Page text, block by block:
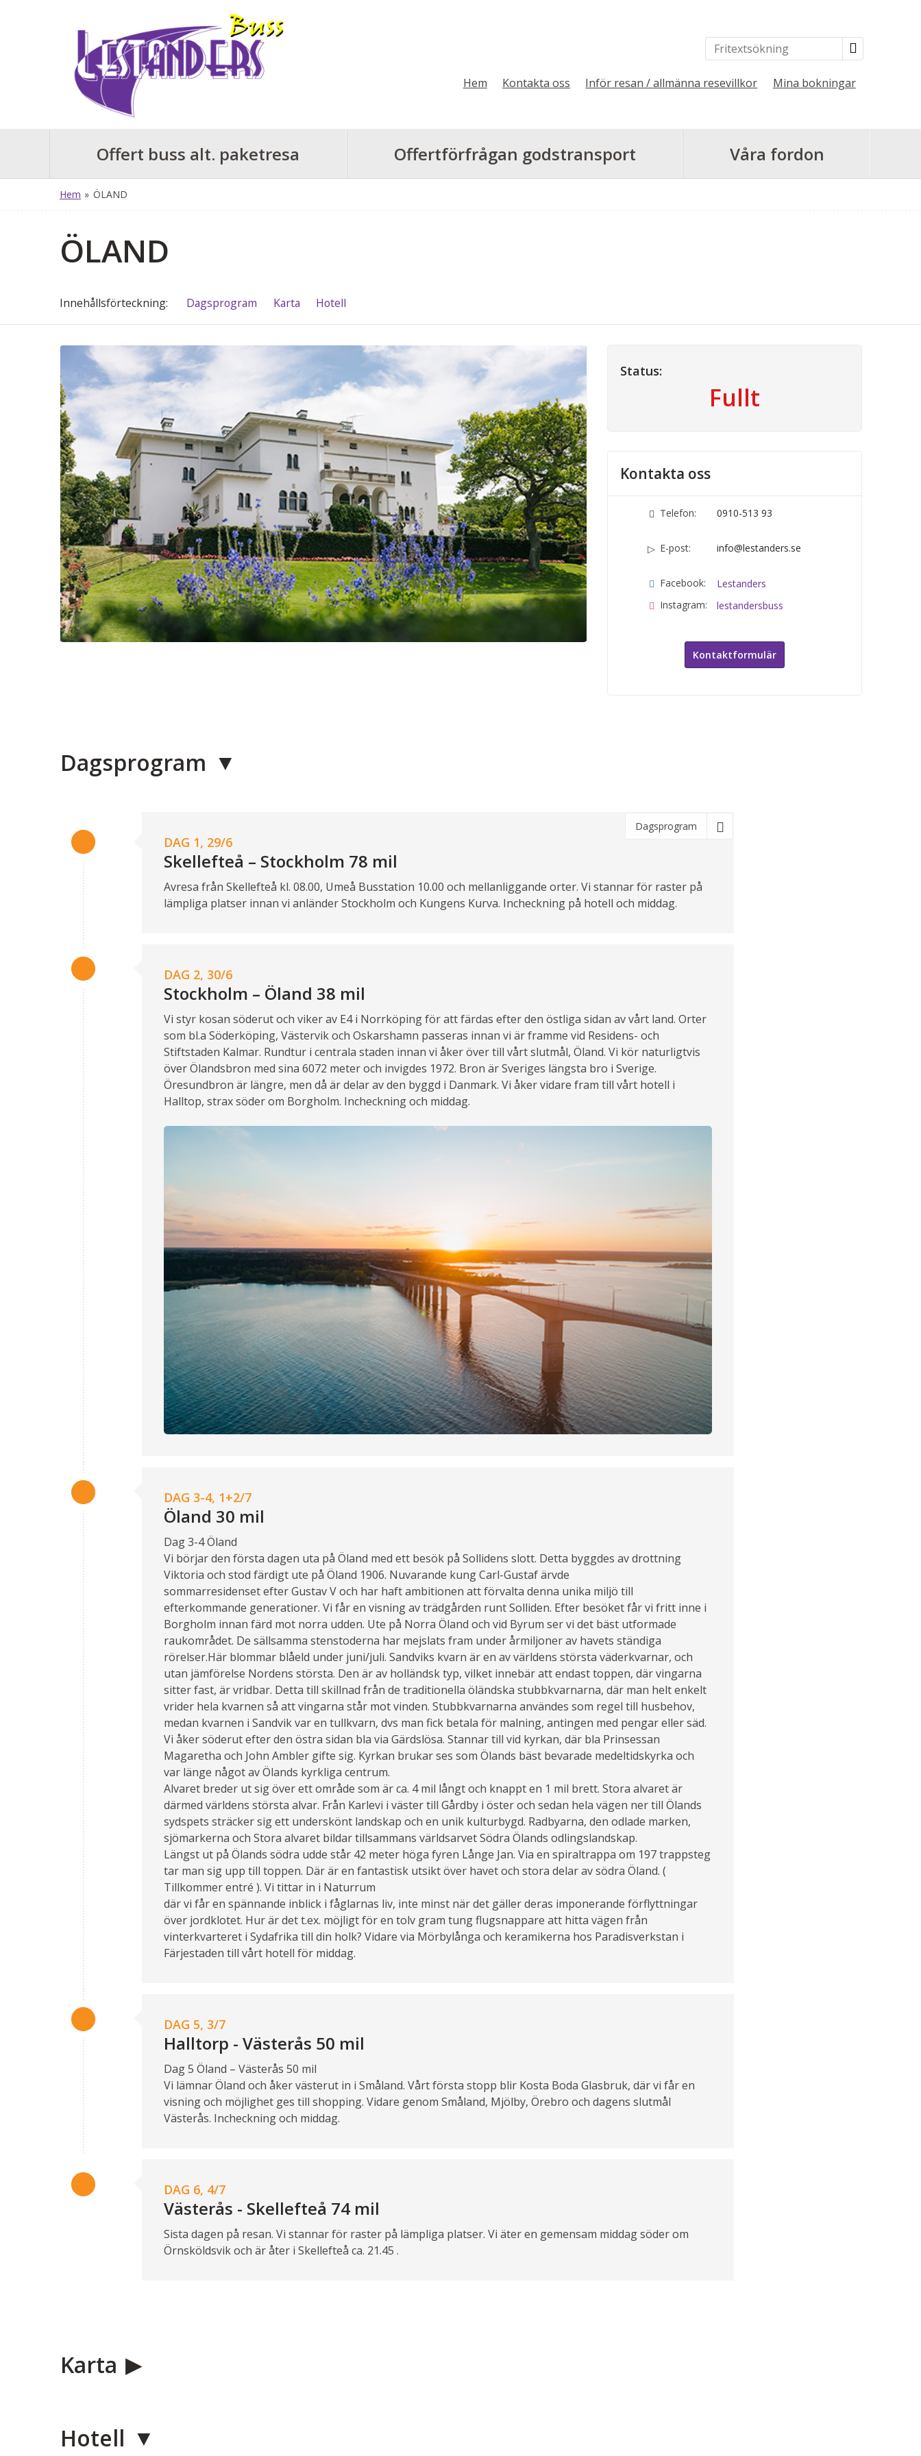
Hem Kontakta oss Inför resan / allmänna resevillkor Mina bokningar
Offert buss alt. paketresa Offertförfrågan godstransport Våra fordon
Hem » ÖLAND
ÖLAND
Innehållsförteckning Dagsprogram Karta Hotell
Status:
Fullt
Kontakta oss
Telefon: 0910-513 93
E-post: info@lestanders.se
Facebook:
Lestanders
Instagram:
lestandersbuss
Kontaktformulär
Dagsprogram
Dagsprogram
DAG 1, 29/6
Skellefteå – Stockholm 78 mil
Avresa från Skellefteå kl. 08.00, Umeå Busstation 10.00 och mellanliggande orter. Vi stannar för raster på
lämpliga platser innan vi anländer Stockholm och Kungens Kurva. Incheckning på hotell och middag.
DAG 2, 30/6
Stockholm – Öland 38 mil
Vi styr kosan söderut och viker av E4 i Norrköping för att färdas efter den östliga sidan av vårt land. Orter
som bl.a Söderköping, Västervik och Oskarshamn passeras innan vi är framme vid Residens- och
Stiftstaden Kalmar. Rundtur i centrala staden innan vi åker över till vårt slutmål, Öland. Vi kör naturligtvis
över Ölandsbron med sina 6072 meter och invigdes 1972. Bron är Sveriges längsta bro i Sverige.
Öresundbron är längre, men då är delar av den byggd i Danmark. Vi åker vidare fram till vårt hotell i
Halltop, strax söder om Borgholm. Incheckning och middag.
DAG 3-4, 1+2/7
Öland 30 mil
Dag 3-4 Öland
Vi börjar den första dagen uta på Öland med ett besök på Sollidens slott. Detta byggdes av drottning
Viktoria och stod färdigt ute på Öland 1906. Nuvarande kung Carl-Gustaf ärvde
sommarresidenset efter Gustav V och har haft ambitionen att förvalta denna unika miljö till
efterkommande generationer. Vi får en visning av trädgården runt Solliden. Efter besöket får vi fritt inne i
Borgholm innan färd mot norra udden. Ute på Norra Öland och vid Byrum ser vi det bäst utformade
raukområdet. De sällsamma stenstoderna har mejslats fram under årmiljoner av havets ständiga
rörelser.Här blommar blåeld under juni/juli. Sandviks kvarn är en av världens största väderkvarnar, och
utan jämförelse Nordens största. Den är av holländsk typ, vilket innebär att endast toppen, där vingarna
sitter fast, är vridbar. Detta till skillnad från de traditionella öländska stubbkvarnarna, där man helt enkelt
vrider hela kvarnen så att vingarna står mot vinden. Stubbkvarnarna användes som regel till husbehov,
medan kvarnen i Sandvik var en tullkvarn, dvs man fick betala för malning, antingen med pengar eller säd.
Vi åker söderut efter den östra sidan bla via Gärdslösa. Stannar till vid kyrkan, där bla Prinsessan
Magaretha och John Ambler gifte sig. Kyrkan brukar ses som Ölands bäst bevarade medeltidskyrka och
var länge något av Ölands kyrkliga centrum.
Alvaret breder ut sig över ett område som är ca. 4 mil långt och knappt en 1 mil brett. Stora alvaret är
därmed världens största alvar. Från Karlevi i väster till Gårdby i öster och sedan hela vägen ner till Ölands
sydspets sträcker sig ett underskönt landskap och en unik kulturbygd. Radbyarna, den odlade marken,
sjömarkerna och Stora alvaret bildar tillsammans världsarvet Södra Ölands odlingslandskap.
Längst ut på Ölands södra udde står 42 meter höga fyren Långe Jan. Via en spiraltrappa om 197 trappsteg
tar man sig upp till toppen. Där är en fantastisk utsikt över havet och stora delar av södra Öland. (
Tillkommer entré ). Vi tittar in i Naturrum
där vi får en spännande inblick i fåglarnas liv, inte minst när det gäller deras imponerande förflyttningar
över jordklotet. Hur är det t.ex. möjligt för en tolv gram tung flugsnappare att hitta vägen från
vinterkvarteret i Sydafrika till din holk? Vidare via Mörbylånga och keramikerna hos Paradisverkstan i
Färjestaden till vårt hotell för middag.
DAG 5, 3/7
Halltorp - Västerås 50 mil
Dag 5 Öland – Västerås 50 mil
Vi lämnar Öland och åker västerut in i Småland. Vårt första stopp blir Kosta Boda Glasbruk, där vi får en
visning och möjlighet ges till shopping. Vidare genom Småland, Mjölby, Örebro och dagens slutmål
Västerås. Incheckning och middag.
DAG 6, 4/7
Västerås - Skellefteå 74 mil
Sista dagen på resan. Vi stannar för raster på lämpliga platser. Vi äter en gemensam middag söder om
Örnsköldsvik och är åter i Skellefteå ca. 21.45 .
Karta
Hotell